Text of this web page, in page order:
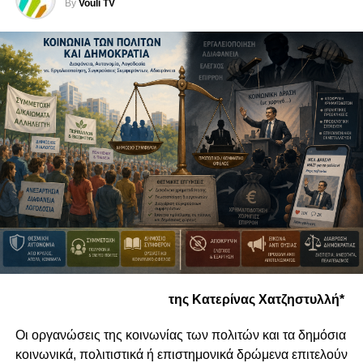
By Vouli TV
της Κατερίνας Χατζηστυλλή*
Οι οργανώσεις της κοινωνίας των πολιτών και τα δημόσια
κοινωνικά, πολιτιστικά ή επιστημονικά δρώμενα επιτελούν